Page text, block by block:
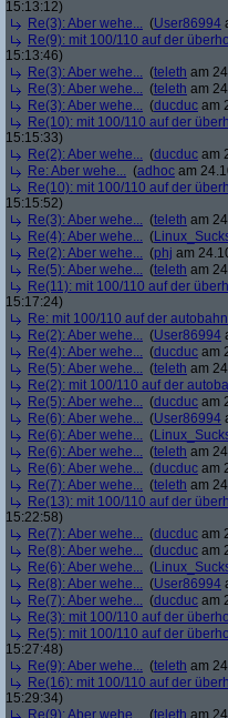
15:13:12)
Re(3): Aber wehe... (User86994
Re(9): mit 100/110 auf der
15:13:46)
Re(3): Aber wehe... (teleth am
Re(3): Aber wehe... (teleth am
Re(3): Aber wehe... (ducduc am
Re(10): mit 100/110 auf der
15:15:33)
Re(2): Aber wehe... (ducduc am
Re: Aber wehe... (adhoc am
Re(10): mit 100/110 auf der
15:15:52)
Re(3): Aber wehe... (teleth am
Re(4): Aber wehe... (
Re(2): Aber wehe... (phj am
Re(5): Aber wehe... (teleth am
Re(11): mit 100/110 auf der
15:17:24)
Re: mit 100/110 auf der
Re(2): Aber wehe... (User86994
Re(4): Aber wehe... (ducduc am
Re(5): Aber wehe... (teleth am
Re(2): mit 100/110 auf der
Re(5): Aber wehe... (ducduc am
Re(6): Aber wehe... (User86994
Re(6): Aber wehe... (
Re(6): Aber wehe... (teleth am
Re(6): Aber wehe... (ducduc am
Re(7): Aber wehe... (teleth am
Re(13): mit 100/110 auf der
15:22:58)
Re(7): Aber wehe... (ducduc am
Re(8): Aber wehe... (ducduc am
Re(6): Aber wehe... (
Re(8): Aber wehe... (User86994
Re(7): Aber wehe... (ducduc am
Re(3): mit 100/110 auf der
Re(5): mit 100/110 auf der
15:27:48)
Re(9): Aber wehe... (teleth am
Re(16): mit 100/110 auf der
15:29:34)
Re(9): Aber wehe... (teleth am